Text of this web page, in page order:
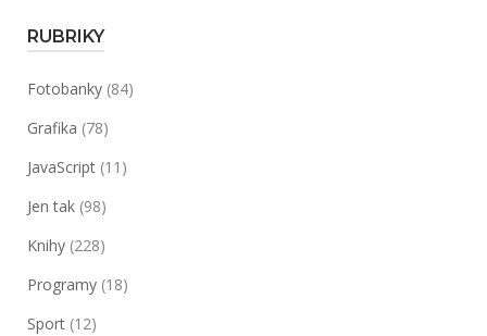
RUBRIKY
Fotobanky (84)
Grafika (78)
JavaScript (11)
Jen tak (98)
Knihy (228)
Programy (18)
Sport (12)